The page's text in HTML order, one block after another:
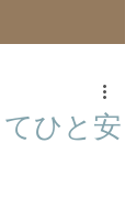
ひと安